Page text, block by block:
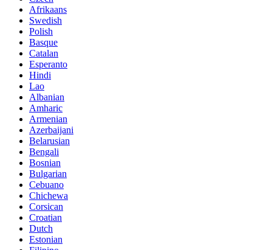
Afrikaans
Swedish
Polish
Basque
Catalan
Esperanto
Hindi
Lao
Albanian
Amharic
Armenian
Azerbaijani
Belarusian
Bengali
Bosnian
Bulgarian
Cebuano
Chichewa
Corsican
Croatian
Dutch
Estonian